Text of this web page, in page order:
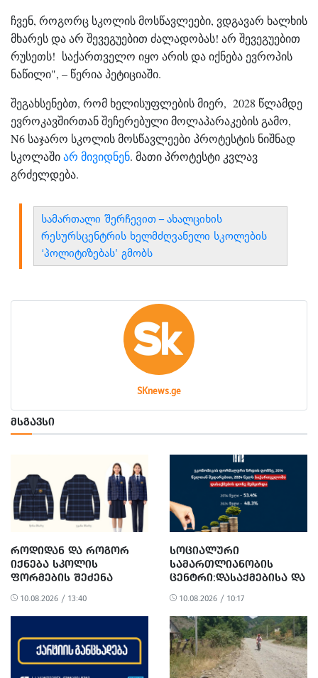
ჩვენ, როგორც სკოლის მოსწავლეები, ვდგავარ ხალხის
მხარეს და არ შევეგუებით ძალადობას! არ შევეგუებით
რუსეთს! საქართველო იყო არის და იქნება ევროპის
ნაწილი", – წერია პეტიციაში.
შეგახსენებთ, რომ ხელისუფლების მიერ, 2028 წლამდე
ევროკავშირთან შეჩერებული მოლაპარაკების გამო,
N6 საჯარო სკოლის მოსწავლეები პროტესტის ნიშნად
სკოლაშიარ მივიდნენ. მათი პროტესტი კვლავ
გრძელდება.
სამართალი შერჩევით – ახალციხის
რესურსცენტრის ხელმძღვანელი სკოლების
‘პოლიტიზებას’ გმობს
SKnews.ge
ᲛᲡᲒᲐᲕᲡᲘ
ᲠᲝᲓᲘᲓᲐᲜ ᲓᲐ ᲠᲝᲒᲝᲠ
ᲘᲥᲜᲔᲑᲐ ᲡᲙᲝᲚᲘᲡ
ᲤᲝᲠᲛᲔᲑᲘᲡ ᲨᲔᲫᲔᲜᲐ
ᲨᲔᲡᲐᲫᲚᲔᲑᲔᲚᲘ
10.08.2026 / 13:40
ᲡᲝᲪᲘᲐᲚᲣᲠᲘ
ᲡᲐᲛᲐᲠᲗᲚᲘᲐᲜᲝᲑᲘᲡ
ᲪᲔᲜᲢᲠᲘ:ᲓᲐᲡᲐᲥᲛᲔᲑᲘᲡᲐ ᲓᲐ
ᲣᲛᲣᲨᲔᲕᲠᲝᲑᲘᲡ
ᲡᲢᲐᲢᲘᲡᲢᲘᲙᲐ
ᲡᲐᲥᲐᲠᲗᲕᲔᲚᲝᲨᲘ: ᲠᲐ
ᲨᲔᲘᲪᲕᲐᲚᲐ 2014-2024
ᲬᲚᲔᲑᲨᲘ?
10.08.2026 / 10:17